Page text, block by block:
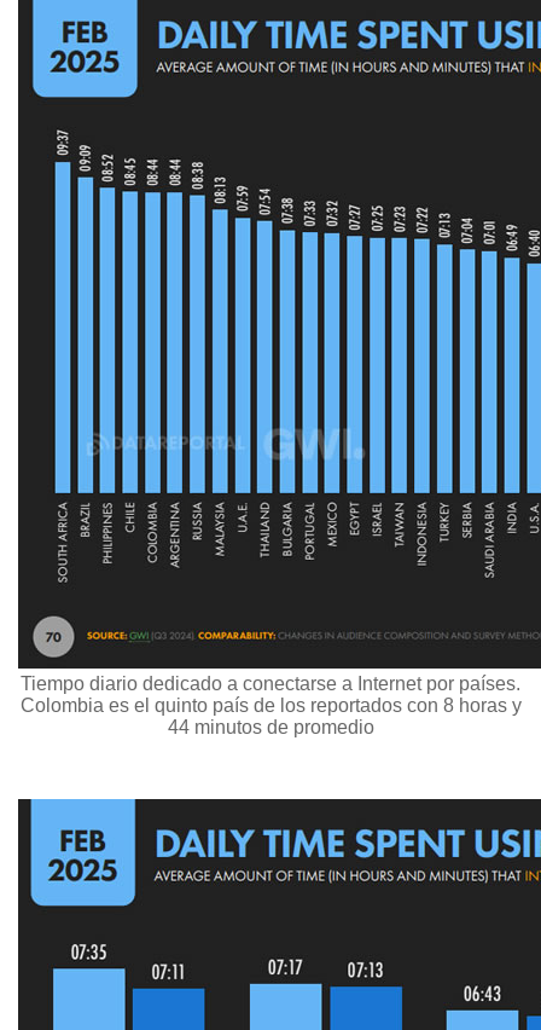
Tiempo diario dedicado a conectarse a Internet por países.
Colombia es el quinto país de los reportados con 8 horas y
44 minutos de promedio